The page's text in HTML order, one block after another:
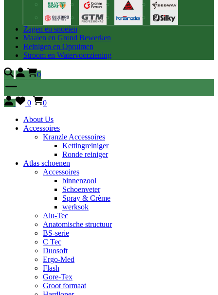
Zagen en snoeien
Maaien en Grond Bewerken
Reinigen en Opruimen
Stroom en Watervoorziening
0
0
0
About Us
Accessoires
Kranzle Accessoires
Kettingreiniger
Ronde reiniger
Atlas schoenen
Accessoires
binnenzool
Schoenveter
Spray & Crème
werksok
Alu-Tec
Anatomische structuur
BS-serie
C Tec
Duosoft
Ergo-Med
Flash
Gore-Tex
Groot formaat